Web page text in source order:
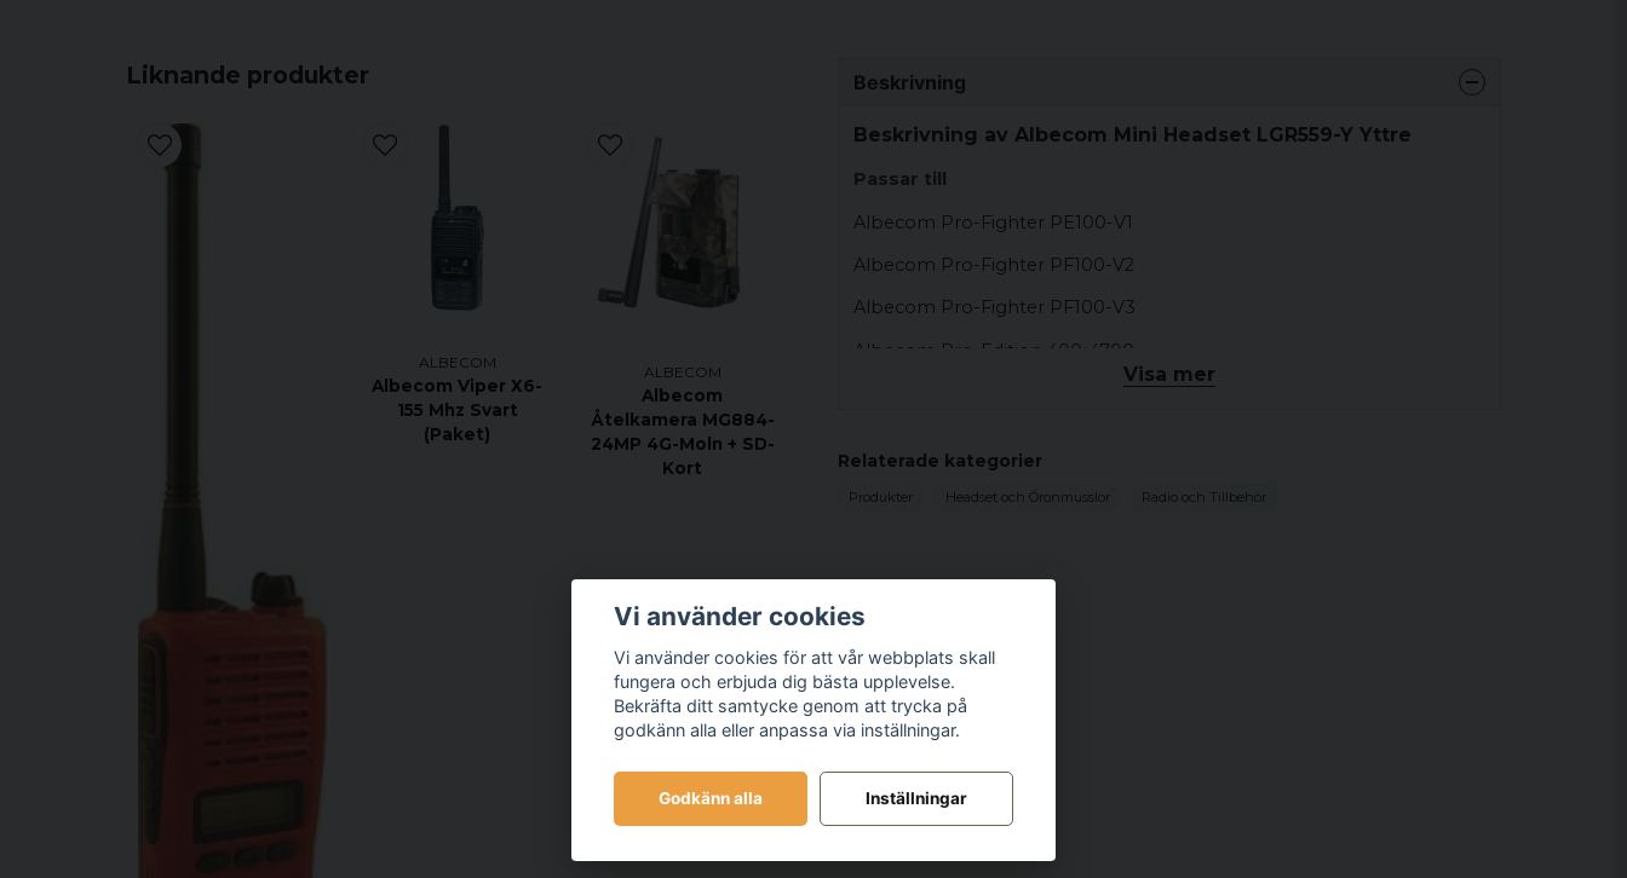
Liknande produkter
ALBECOM
Albecom Viper X6-
155 Mhz Svart
(Paket)
ALBECOM
Albecom
Åtelkamera MG884-
24MP 4G-Moln + SD-
Kort
Beskrivning
Beskrivning av Albecom Mini Headset LGR559-Y Yttre
Passar till
Albecom Pro-Fighter PE100-V1
Albecom Pro-Fighter PF100-V2
Albecom Pro-Fighter PF100-V3
Albecom Pro-Edition 400-4700
Visa mer
Relaterade kategorier
Produkter Headset och Öronmusslor Radio och Tillbehör
Vi använder cookies
Vi använder cookies för att vår webbplats skall
fungera och erbjuda dig bästa upplevelse.
Bekräfta ditt samtycke genom att trycka på
godkänn alla eller anpassa via inställningar.
Godkänn alla Inställningar